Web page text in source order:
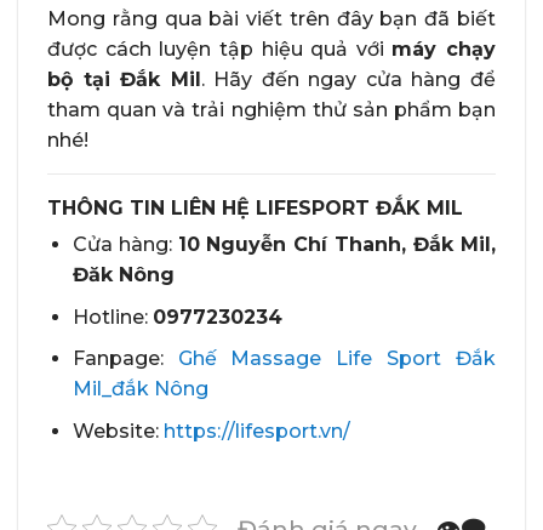
Mong rằng qua bài viết trên đây bạn đã biết
được cách luyện tập hiệu quả với máy chạy
bộ tại Đắk Mil. Hãy đến ngay cửa hàng để
tham quan và trải nghiệm thử sản phẩm bạn
nhé!
THÔNG TIN LIÊN HỆ LIFESPORT ĐẮK MIL
Cửa hàng: 10 Nguyễn Chí Thanh, Đắk Mil,
Đăk Nông
Hotline: 0977230234
Fanpage: Ghế Massage Life Sport Đắk
Mil_đắk Nông
Website: https://lifesport.vn/